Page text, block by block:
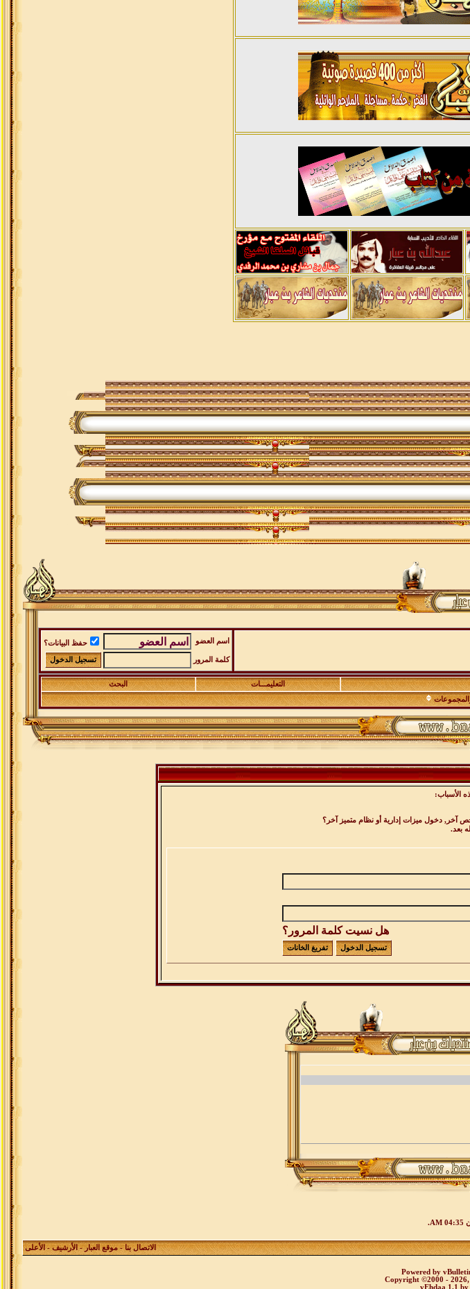
اسم العضو حفظ البيانات؟
كلمة المرور
التعليمـــات
البحث
الأسباب:
آخر, دخول ميزات إدارية أو نظام متميز آخر؟
بعد.
هل نسيت كلمة المرور؟
04:35 AM
.
الاتصال بنا- موقع العبار-الأرشيف- الأعلى
Powered by
Copyright ©2000 -
vEhdaa 1.1 by